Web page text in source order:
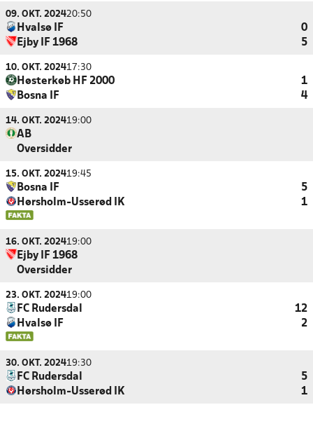
09. OKT. 202420:50
Hvalsø IF
0
Ejby IF 1968
5
10. OKT. 202417:30
Høsterkøb HF 2000
1
Bosna IF
4
14. OKT. 202419:00
AB
Oversidder
15. OKT. 202419:45
Bosna IF
5
Hørsholm-Usserød IK
1
16. OKT. 202419:00
Ejby IF 1968
Oversidder
23. OKT. 202419:00
FC Rudersdal
12
Hvalsø IF
2
30. OKT. 202419:30
FC Rudersdal
5
Hørsholm-Usserød IK
1